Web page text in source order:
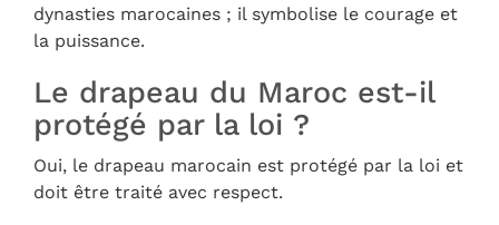
dynasties marocaines ; il symbolise le courage et
la puissance.
Le drapeau du Maroc est-il
protégé par la loi ?
Oui, le drapeau marocain est protégé par la loi et
doit être traité avec respect.